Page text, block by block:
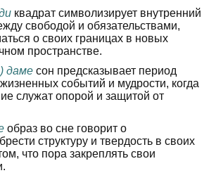
квадрат символизирует внутренний
свободой и обязательствами,
о своих границах в новых
пространстве.
даме сон предсказывает период
событий и мудрости, когда
служат опорой и защитой от
образ во сне говорит о
структуру и твердость в своих
что пора закреплять свои